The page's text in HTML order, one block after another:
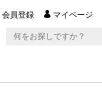
会員登録 マイページ